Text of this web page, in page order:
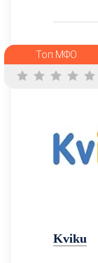
Топ МФО
Kviku